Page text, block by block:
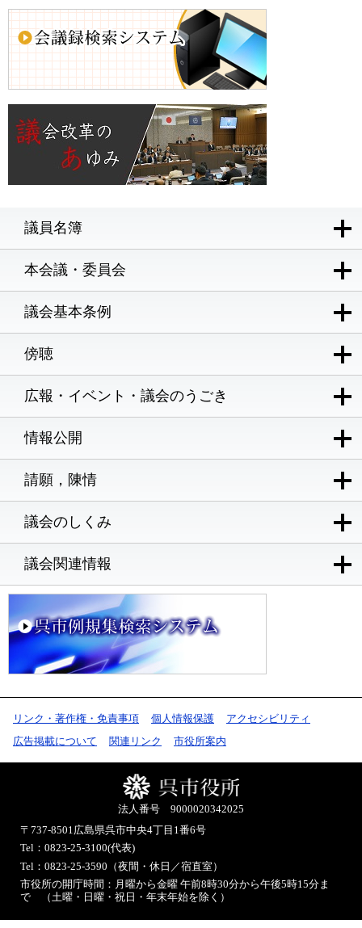
議員名簿
本会議・委員会
議会基本条例
傍聴
広報・イベント・議会のうごき
情報公開
請願，陳情
議会のしくみ
議会関連情報
リンク・著作権・免責事項 個人情報保護
アクセシビリティ
広告掲載について
関連リンク 市役所案内
法人番号 9000020342025
〒737-8501広島県呉市中央4丁目1番6号
Tel：0823-25-3100(代表)
Tel：0823-25-3590（夜間・休日／宿直室）
市役所の開庁時間：月曜から金曜 午前8時30分から午後5時15分ま
で （土曜・日曜・祝日・年末年始を除く）